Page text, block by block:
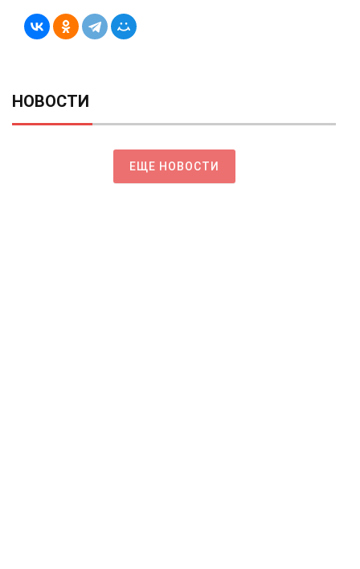
НОВОСТИ
ЕЩЕ НОВОСТИ